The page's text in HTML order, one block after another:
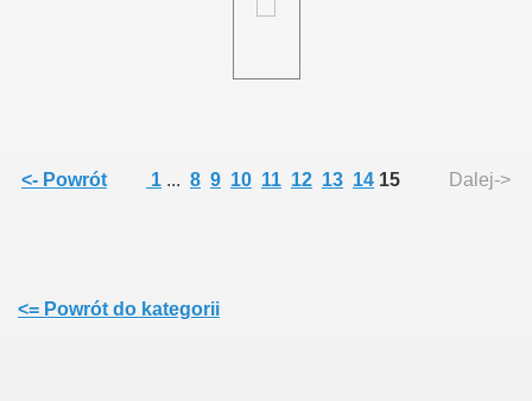
<- Powrót 1 ... 8 9 10 11 12 13 14 15 Dalej->
<= Powrót do kategorii